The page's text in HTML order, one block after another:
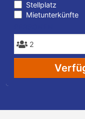
Stellplatz
Mietunterkünfte